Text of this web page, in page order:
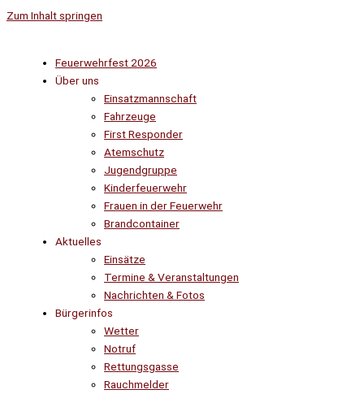
Zum Inhalt springen
Feuerwehrfest 2026
Über uns
Einsatzmannschaft
Fahrzeuge
First Responder
Atemschutz
Jugendgruppe
Kinderfeuerwehr
Frauen in der Feuerwehr
Brandcontainer
Aktuelles
Einsätze
Termine & Veranstaltungen
Nachrichten & Fotos
Bürgerinfos
Wetter
Notruf
Rettungsgasse
Rauchmelder